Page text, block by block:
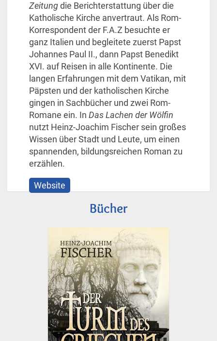
Zeitungdie Berichterstattung über die
Katholische Kirche anvertraut. Als Rom-
Korrespondent der F.A.Z besuchte er
ganz Italien und begleitete zuerst Papst
Johannes Paul II., dann Papst Benedikt
XVI. auf Reisen in alle Kontinente. Die
langen Erfahrungen mit dem Vatikan, mit
Päpsten und der katholischen Kirche
gingen in Sachbücher und zwei Rom-
Romane ein. In Das Lachen der Wölfin
nutzt Heinz-Joachim Fischer sein großes
Wissen über Stadt und Leute, um einen
spannenden, bildungsreichen Roman zu
erzählen.
Website
Bücher